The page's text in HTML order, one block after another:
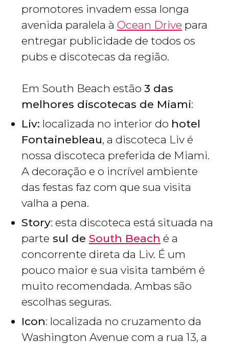
promotores invadem essa longa
avenida paralela à Ocean Drive para
entregar publicidade de todos os
pubs e discotecas da região.
Em South Beach estão 3 das
melhores discotecas de Miami:
Liv: localizada no interior do hotel
Fontainebleau, a discoteca Liv é
nossa discoteca preferida de Miami.
A decoração e o incrível ambiente
das festas faz com que sua visita
valha a pena.
Story: esta discoteca está situada na
parte sul de South Beach é a
concorrente direta da Liv. É um
pouco maior e sua visita também é
muito recomendada. Ambas são
escolhas seguras.
Icon: localizada no cruzamento da
Washington Avenue com a rua 13, a